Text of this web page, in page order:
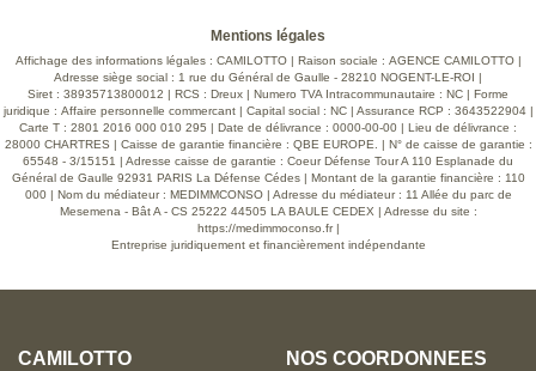
intelligence et fluidité : une chambre indépendante en rez-
de-chaussée avec accès privatif permet d'envisager accueil,
télétravail ou usage autonome, tandis que l'étage accueille
deux belles chambres, prolongées par de larges baies à
galandage ouvertes sur l'extérieur. Un vaste garage de 70
m², à la hauteur généreuse, permet l'accueil de plusieurs
véhicules. Il est complété par un atelier, une cave à vin, une
buanderie, ainsi qu'un accès direct à la terrasse via un
escalier indépendant. Les prestations : chauffage au sol,
chaudière Viessmann à condensation, menuiseries
aluminium, volets roulants motorisés et centralisés. La
situation est idéale : à seulement 3 minutes à pied de la
place principale, et 10 minutes à pied de la gare permettant
Mentions légales
Affichage des informations légales : CAMILOTTO | Raison sociale : AGENCE CAMILOTTO |
Adresse siège social : 1 rue du Général de Gaulle - 28210 NOGENT-LE-ROI |
Siret : 38935713800012 | RCS : Dreux | Numero TVA Intracommunautaire : NC | Forme
juridique : Affaire personnelle commercant | Capital social : NC | Assurance RCP : 3643522904 |
Carte T : 2801 2016 000 010 295 | Date de délivrance : 0000-00-00 | Lieu de délivrance :
28000 CHARTRES | Caisse de garantie financière : QBE EUROPE. | N° de caisse de garantie :
65548 - 3/15151 | Adresse caisse de garantie : Coeur Défense Tour A 110 Esplanade du
Général de Gaulle 92931 PARIS La Défense Cédes | Montant de la garantie financière : 110
000 | Nom du médiateur : MEDIMMCONSO | Adresse du médiateur : 11 Allée du parc de
Mesemena - Bât A - CS 25222 44505 LA BAULE CEDEX | Adresse du site :
https://medimmoconso.fr|
Entreprise juridiquement et financièrement indépendante
CAMILOTTO NOS COORDONNÉES